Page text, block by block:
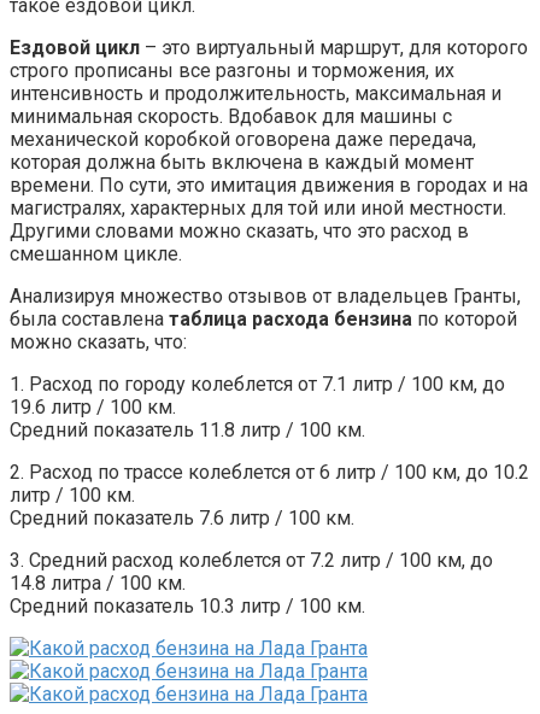
такое ездовой цикл.
Ездовой цикл – это виртуальный маршрут, для которого
строго прописаны все разгоны и торможения, их
интенсивность и продолжительность, максимальная и
минимальная скорость. Вдобавок для машины с
механической коробкой оговорена даже передача,
которая должна быть включена в каждый момент
времени. По сути, это имитация движения в городах и на
магистралях, характерных для той или иной местности.
Другими словами можно сказать, что это расход в
смешанном цикле.
Анализируя множество отзывов от владельцев Гранты,
была составлена таблица расхода бензина по которой
можно сказать, что:
1. Расход по городу колеблется от 7.1 литр / 100 км, до
19.6 литр / 100 км.
Средний показатель 11.8 литр / 100 км.
2. Расход по трассе колеблется от 6 литр / 100 км, до 10.2
литр / 100 км.
Средний показатель 7.6 литр / 100 км.
3. Средний расход колеблется от 7.2 литр / 100 км, до
14.8 литра / 100 км.
Средний показатель 10.3 литр / 100 км.